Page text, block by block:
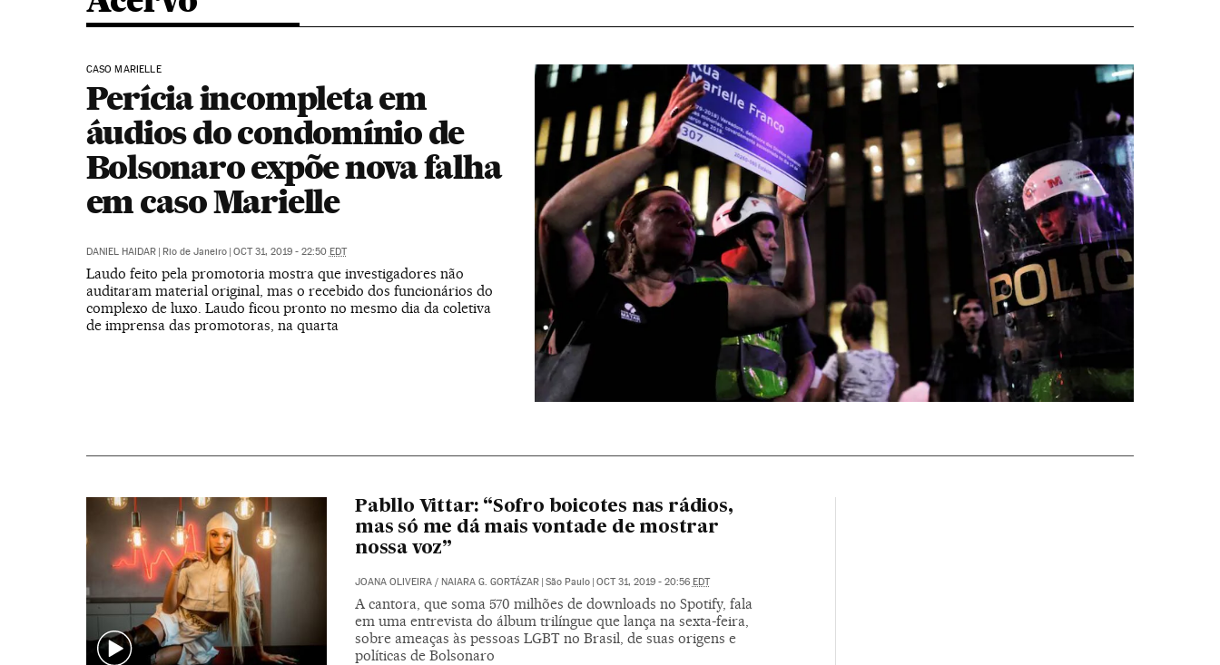
CASO MARIELLE
Perícia incompleta em
áudios do condomínio de
Bolsonaro expõe nova falha
em caso Marielle
DANIEL HAIDAR | Rio de Janeiro | OCT 31, 2019 - 22:50 EDT
Laudo feito pela promotoria mostra que investigadores não
auditaram material original, mas o recebido dos funcionários do
complexo de luxo. Laudo ficou pronto no mesmo dia da coletiva
de imprensa das promotoras, na quarta
Pabllo Vittar: “Sofro boicotes nas rádios,
mas só me dá mais vontade de mostrar
nossa voz”
JOANA OLIVEIRA/ NAIARA G. GORTÁZAR | São Paulo | OCT 31, 2019 - 20:56 EDT
A cantora, que soma 570 milhões de downloads no Spotify, fala
em uma entrevista do álbum trilíngue que lança na sexta-feira,
sobre ameaças às pessoas LGBT no Brasil, de suas origens e
políticas de Bolsonaro